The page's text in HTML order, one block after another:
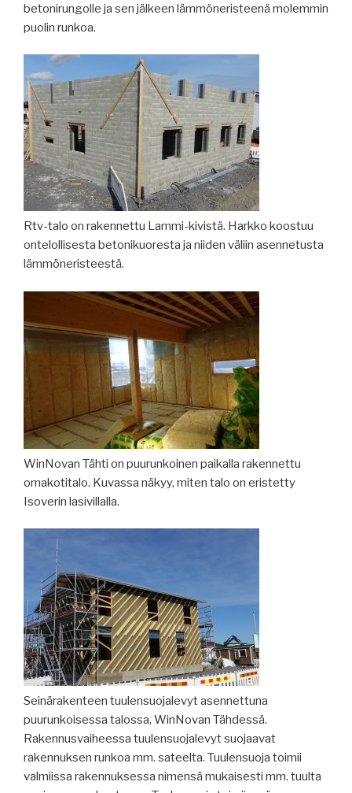
betonirungolle ja sen jälkeen lämmöneristeenä molemmin
puolin runkoa.
Rtv-talo on rakennettu Lammi-kivistä. Harkko koostuu
ontelollisesta betonikuoresta ja niiden väliin asennetusta
lämmöneristeestä.
WinNovan Tähti on puurunkoinen paikalla rakennettu
omakotitalo. Kuvassa näkyy, miten talo on eristetty
Isoverin lasivillalla.
Seinärakenteen tuulensuojalevyt asennettuna
puurunkoisessa talossa, WinNovan Tähdessä.
Rakennusvaiheessa tuulensuojalevyt suojaavat
rakennuksen runkoa mm. sateelta. Tuulensuoja toimii
valmiissa rakennuksessa nimensä mukaisesti mm. tuulta